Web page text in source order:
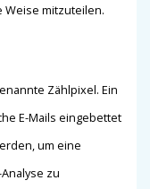
mitzuteilen.
Zählpixel. Ein
E-Mails eingebettet
um eine
zu